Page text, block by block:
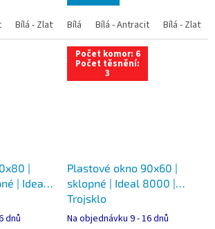
Bílá - Zlatý dub Bílá - Tmavý dub Bílá -
Bílá Bílá - Antracit Bílá - Zlatý
|
| Ideal
dnů
Počet komor: 6
Počet těsnění:
3
Plastové okno 90x60 |
sklopné | Ideal 8000 |
Trojsklo
Na objednávku 9 - 16 dnů